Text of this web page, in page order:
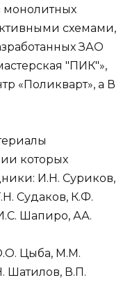
монолитных
схемами,
ЗАО
"ПИК"»,
«Поликварт», а В
которых
И.Н. Суриков,
Судаков, К.Ф.
Шапиро, АА.
Цыба, М.М.
Шатилов, В.П.